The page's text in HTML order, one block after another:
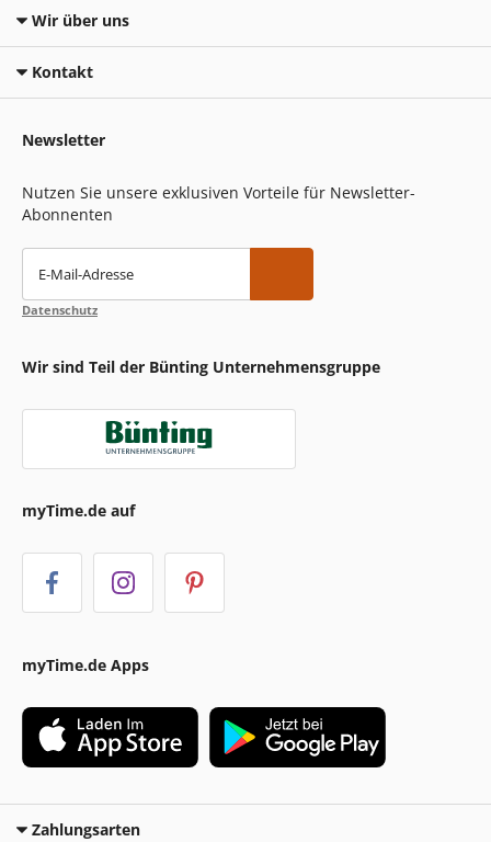
Wir über uns
Kontakt
Newsletter
Nutzen Sie unsere exklusiven Vorteile für Newsletter-
Abonnenten
E-Mail-Adresse
Datenschutz
Wir sind Teil der Bünting Unternehmensgruppe
myTime.de auf
myTime.de Apps
Zahlungsarten